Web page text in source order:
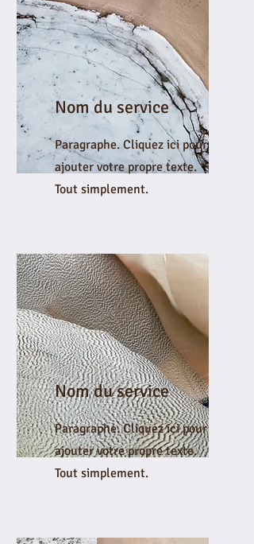
Nom du service
Paragraphe. Cliquez ici pour
ajouter votre propre texte.
Tout simplement.
Nom du service
Paragraphe. Cliquez ici pour
ajouter votre propre texte.
Tout simplement.